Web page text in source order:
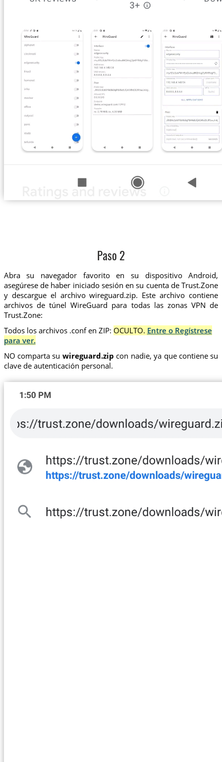
Paso 2
Abra su navegador favorito en su dispositivo Android,
asegúrese de haber iniciado sesión en su cuenta de Trust.Zone
y descargue el archivo wireguard.zip. Este archivo contiene
archivos de túnel WireGuard para todas las zonas VPN de
Trust.Zone:
Todos los archivos .conf en ZIP: OCULTO. Entre o Regístrese
para ver.
NO comparta su wireguard.zip con nadie, ya que contiene su
clave de autenticación personal.